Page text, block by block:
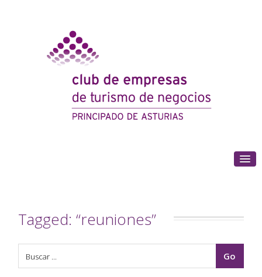
Tagged: “reuniones”